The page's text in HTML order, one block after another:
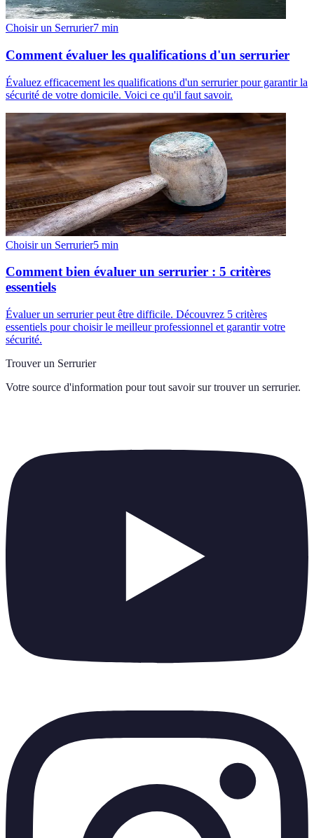
Choisir un Serrurier7 min
Comment évaluer les qualifications d'un serrurier
Évaluez efficacement les qualifications d'un serrurier pour garantir la
sécurité de votre domicile. Voici ce qu'il faut savoir.
Choisir un Serrurier5 min
Comment bien évaluer un serrurier : 5 critères
essentiels
Évaluer un serrurier peut être difficile. Découvrez 5 critères
essentiels pour choisir le meilleur professionnel et garantir votre
sécurité.
Trouver un Serrurier
Votre source d'information pour tout savoir sur trouver un serrurier.